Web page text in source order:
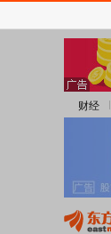
财经